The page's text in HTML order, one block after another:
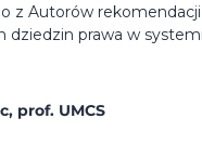
z Autorów
dziedzin prawa w
prof. UMCS